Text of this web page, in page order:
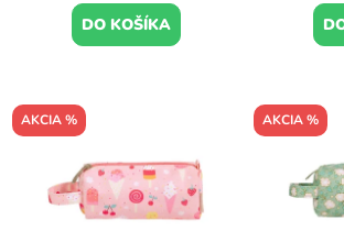
DO KOŠÍKA
AKCIA % AKCIA %